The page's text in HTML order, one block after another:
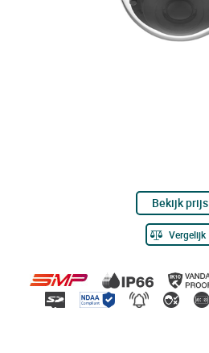
Bekijk prijs
Vergelijk